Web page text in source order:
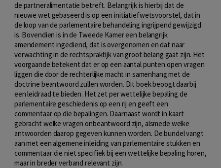
de partneralimentatie betreft. Belangrijk is hierbij dat de
nieuwe wet gebaseerd is op een initiatiefwetsvoorstel, dat in
de loop van de parlementaire behandeling ingrijpend gewijzigd
is. Bovendien is in de Tweede Kamer een belangrijk
amendement ingediend, dat is overgenomen en dat naar
verwachting in de rechtspraktijk van groot belang gaat zijn. Het
voorgaande betekent dat er op een aantal punten open vragen
liggen die door de rechterlijke macht in samenhang met de
doctrine beantwoord zullen worden. Dit boek beoogt daarbij
een leidraad te bieden. Het zet per wettelijke bepaling de
parlementaire geschiedenis op een rij en geeft een
commentaar op die bepalingen. Daarnaast wordt in kaart
gebracht welke vragen onbeantwoord zijn, alsmede welke
antwoorden daarop gegeven kunnen worden. De bundel vangt
aan met een algemene inleiding van parlementaire stukken en
commentaar die niet specifiek bij een wettelijke bepaling horen,
maar in breder verband relevant zijn.